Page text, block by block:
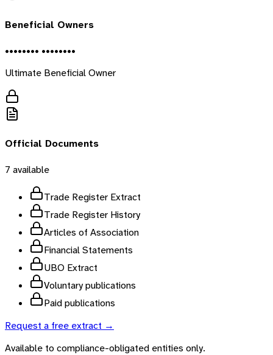
Beneficial Owners
•••••••• ••••••••
Ultimate Beneficial Owner
Official Documents
7 available
Trade Register Extract
Trade Register History
Articles of Association
Financial Statements
UBO Extract
Voluntary publications
Paid publications
Request a free extract →
Available to compliance-obligated entities only.